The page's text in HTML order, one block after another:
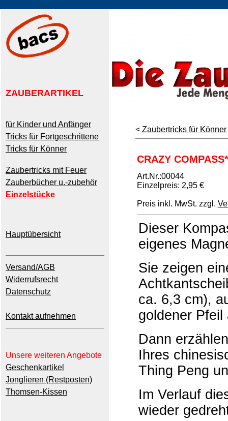
ZAUBERARTIKEL
für Kinder und Anfänger
Tricks für Fortgeschrittene
Tricks für Könner
Zaubertricks mit Feuer
Zauberbücher u.-zubehör
Einzelstücke
Hauptübersicht
Versand/AGB
Widerrufsrecht
Datenschutz
Kontakt aufnehmen
Unsere weiteren Angebote
Geschenkartikel
Jonglieren (Restposten)
Thomsen-Kissen
< Zaubertricks für Könner
CRAZY
Art.Nr.:00044
Einzelpreis: 2,95 €
Preis inkl. MwSt. zzgl.
Dieser
eigenes
Sie zeigen
ca. 6,3 cm),
goldener
Dann
Ihres
Thing Peng
Im Verlauf
wieder